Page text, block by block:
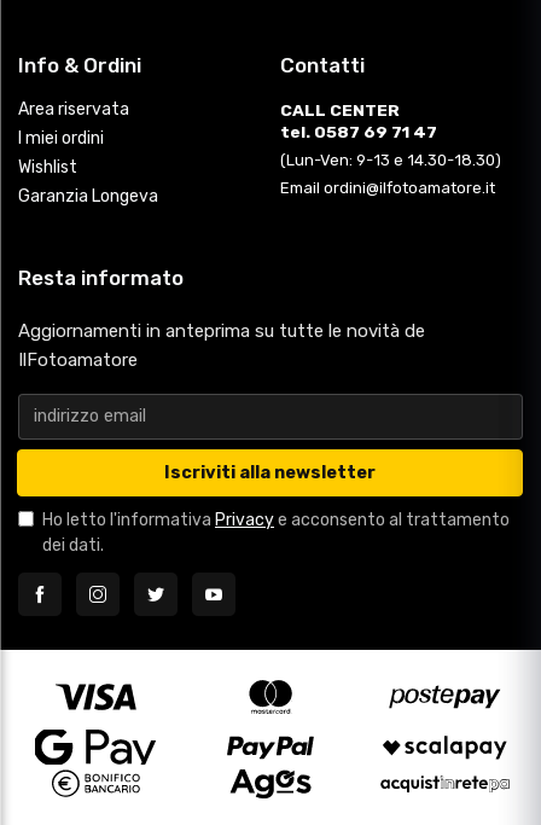
Info & Ordini
Area riservata
I miei ordini
Wishlist
Garanzia Longeva
Contatti
CALL CENTER
tel. 0587 69 71 47
(Lun-Ven: 9-13 e 14.30-18.30)
Email ordini@ilfotoamatore.it
Resta informato
Aggiornamenti in anteprima su tutte le novità de
IlFotoamatore
Iscriviti alla newsletter
Ho letto l'informativa Privacye acconsento al trattamento
dei dati.